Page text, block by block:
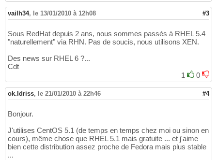
vailh34, le 13/01/2010 à 12h08 #3
Sous RedHat depuis 2 ans, nous sommes passés à RHEL 5.4
"naturellement" via RHN. Pas de soucis, nous utilisons XEN.
Des news sur RHEL 6 ?...
Cdt
1
0
ok.Idriss, le 21/01/2010 à 22h46 #4
Bonjour.
J'utilises CentOS 5.1 (de temps en temps chez moi ou sinon en
cours), même chose que RHEL 5.1 mais gratuite ... et j'aime
bien cette distribution assez proche de Fedora mais plus stable
...